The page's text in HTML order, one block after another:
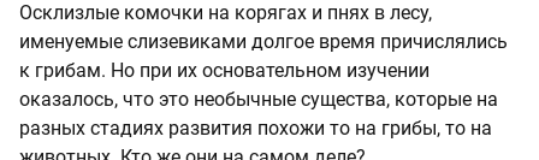
Осклизлые комочки на корягах и пнях в лесу,
именуемые слизевиками долгое время причислялись
к грибам. Но при их основательном изучении
оказалось, что это необычные существа, которые на
разных стадиях развития похожи то на грибы, то на